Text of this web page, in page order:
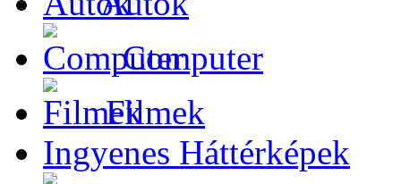
Computer
Filmek
Ingyenes Háttérképek